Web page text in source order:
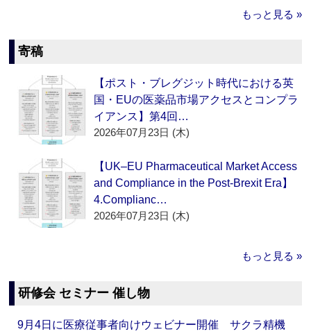
もっと見る »
寄稿
【ポスト・ブレグジット時代における英
国・EUの医薬品市場アクセスとコンプラ
イアンス】第4回…
2026年07月23日 (木)
【UK–EU Pharmaceutical Market Access
and Compliance in the Post-Brexit Era】
4.Complianc…
2026年07月23日 (木)
もっと見る »
研修会 セミナー 催し物
9月4日に医療従事者向けウェビナー開催 サクラ精機